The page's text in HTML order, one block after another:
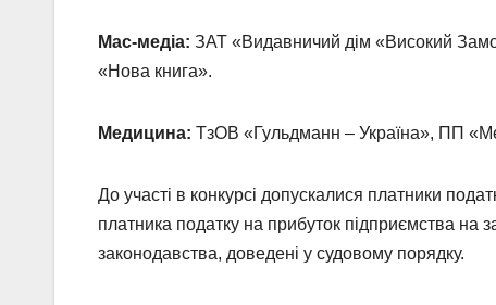
Мас-медіа: ЗАТ «Видавничий дім «Високий
«Нова книга».
Медицина: ТзОВ «Гульдманн – Україна», ПП
До участі в конкурсі допускалися платники
платника податку на прибуток підприємства на
законодавства, доведені у судовому порядку.